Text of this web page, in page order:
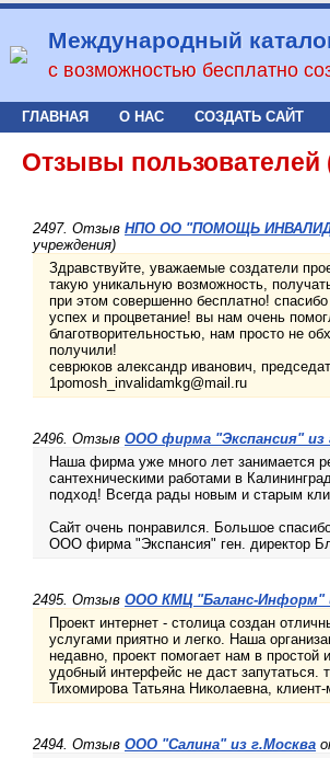
Международный
с возможностью бесплатно
ГЛАВНАЯ О НАС СОЗДАТЬ САЙТ
Отзывы пользователей
2497. Отзыв НПО ОО "ПОМОЩЬ
учреждения)
Здравствуйте, уважаемые создатели
такую уникальную возможность,
при этом совершенно бесплатно!
успех и процветание! вы нам очень
благотворительностью, нам просто не
получили!
севрюков александр иванович,
1pomosh_invalidamkg@mail.ru
2496. Отзыв ООО фирма "Экспансия" из
Наша фирма уже много лет занимается
сантехническими работами в
подход! Всегда рады новым и старым
Сайт очень понравился. Большое
ООО фирма "Экспансия" ген. директор
2495. Отзыв ООО КМЦ "Баланс-Информ"
Проект интернет - столица создан
услугами приятно и легко. Наша
недавно, проект помогает нам в
удобный интерфейс не даст запутаться.
Тихомирова Татьяна Николаевна,
2494. Отзыв ООО "Салина" из г.Москва